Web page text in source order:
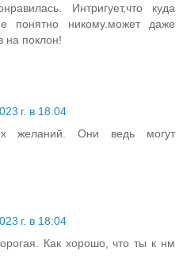
Интригует,что куда
понятно никому.может даже
на поклон!
г. в 18:04
желаний. Они ведь могут
г. в 18:04
Как хорошо, что ты к нм